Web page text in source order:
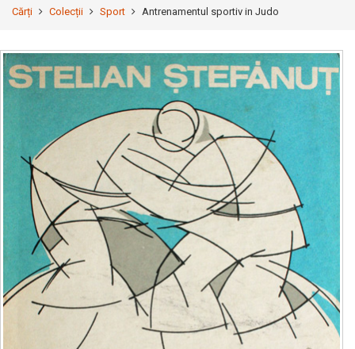
Cărți Colecții Sport Antrenamentul sportiv in Judo